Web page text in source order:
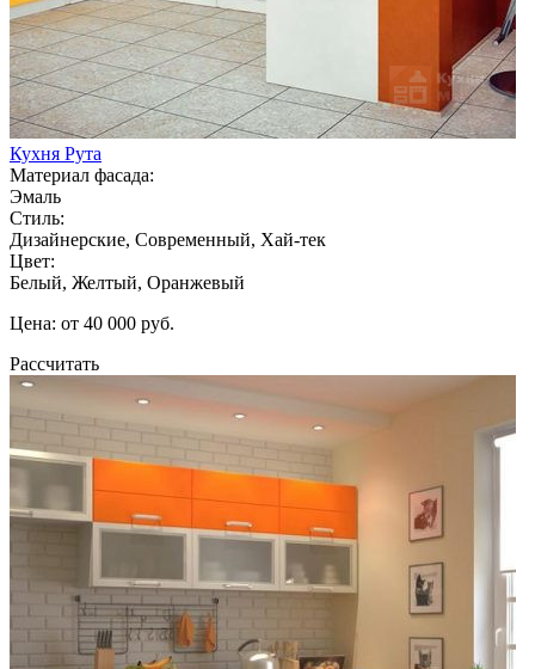
Кухня Рута
Материал фасада:
Эмаль
Стиль:
Дизайнерские, Современный, Хай-тек
Цвет:
Белый, Желтый, Оранжевый
Цена: от 40 000 руб.
Рассчитать